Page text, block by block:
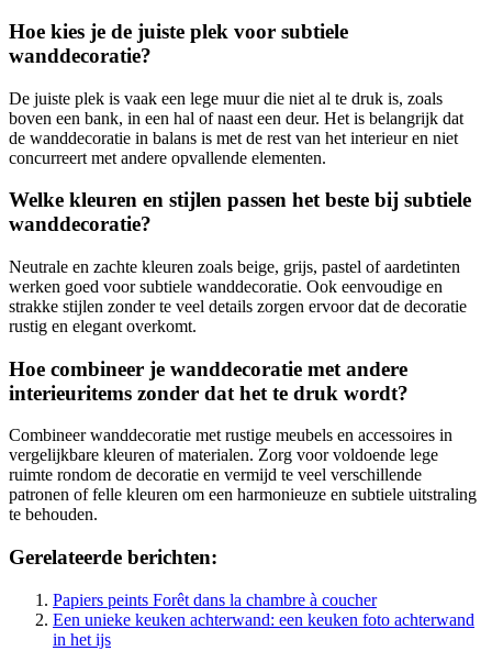
Hoe kies je de juiste plek voor subtiele
wanddecoratie?
De juiste plek is vaak een lege muur die niet al te druk is, zoals
boven een bank, in een hal of naast een deur. Het is belangrijk dat
de wanddecoratie in balans is met de rest van het interieur en niet
concurreert met andere opvallende elementen.
Welke kleuren en stijlen passen het beste bij subtiele
wanddecoratie?
Neutrale en zachte kleuren zoals beige, grijs, pastel of aardetinten
werken goed voor subtiele wanddecoratie. Ook eenvoudige en
strakke stijlen zonder te veel details zorgen ervoor dat de decoratie
rustig en elegant overkomt.
Hoe combineer je wanddecoratie met andere
interieuritems zonder dat het te druk wordt?
Combineer wanddecoratie met rustige meubels en accessoires in
vergelijkbare kleuren of materialen. Zorg voor voldoende lege
ruimte rondom de decoratie en vermijd te veel verschillende
patronen of felle kleuren om een harmonieuze en subtiele uitstraling
te behouden.
Gerelateerde berichten:
Papiers peints Forêt dans la chambre à coucher
Een unieke keuken achterwand: een keuken foto achterwand
in het ijs